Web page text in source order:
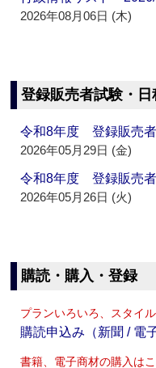
2026年08月06日 (木)
登録販売者試験・日
令和8年度 登録販売
2026年05月29日 (金)
令和8年度 登録販売
2026年05月26日 (火)
購読・購入・登録
プランいろいろ、スタイ
購読申込み（新聞 / 電
書籍、電子商材の購入は